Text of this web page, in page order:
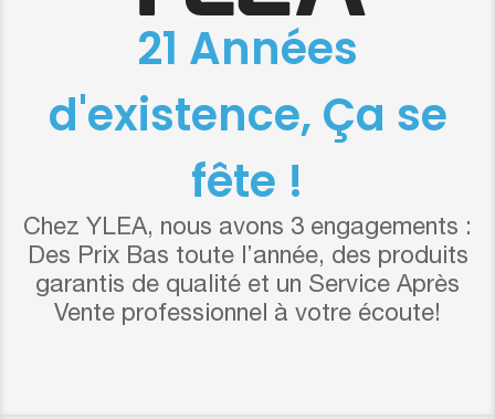
21 Années
d'existence, Ça se
fête !
Chez YLEA, nous avons 3 engagements :
Des Prix Bas toute l’année, des produits
garantis de qualité et un Service Après
Vente professionnel à votre écoute!